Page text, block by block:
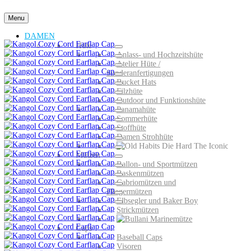
Menu
DAMEN
Hüte
Anlass- und Hochzeitshüte
Atelier Hüte /
Sonderanfertigungen
Bucket Hats
Filzhüte
Outdoor und Funktionshüte
Panamahüte
Sommerhüte
Stoffhüte
Damen Strohhüte
Mützen
Ballon- und Sportmützen
Baskenmützen
Cabriomützen und
Fliegermützen
Elbsegler und Baker Boy
Strickmützen
Caps
Baseball Caps
Visoren